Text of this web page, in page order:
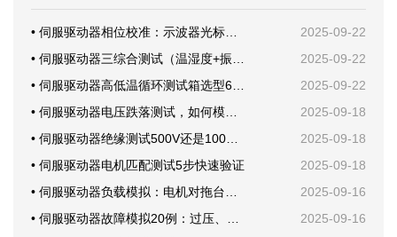
• 伺服驱动器相位校准：示波器光标这样放才准
2025-09-22
• 伺服驱动器三综合测试（温湿度+振动）案例分享
2025-09-22
• 伺服驱动器高低温循环测试箱选型6要素
2025-09-22
• 伺服驱动器电压跌落测试，如何模拟电网骤降？
2025-09-18
• 伺服驱动器绝缘测试500V还是1000V？
2025-09-18
• 伺服驱动器电机匹配测试5步快速验证
2025-09-18
• 伺服驱动器负载模拟：电机对拖台架还是回馈电子负载？
2025-09-16
• 伺服驱动器故障模拟20例：过压、欠压、短路一次学会
2025-09-16